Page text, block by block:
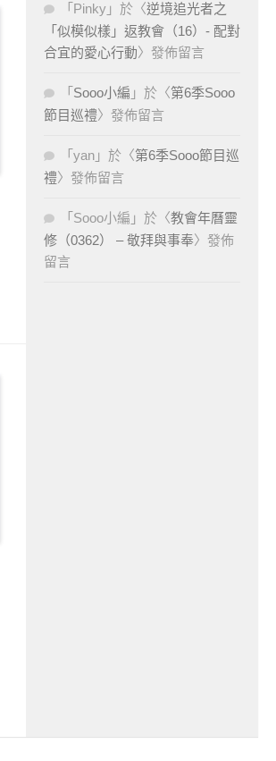
「 Pinky 」於〈逆境追光者之
「似模似樣」返教會（16）- 配對
合宜的愛心行動〉發佈留言
「 Sooo小編 」於〈第6季Sooo
節目巡禮〉發佈留言
「 yan 」於〈第6季Sooo節目巡
禮〉發佈留言
「 Sooo小編 」於〈教會年曆靈
修（0362） – 敬拜與事奉〉發佈
留言